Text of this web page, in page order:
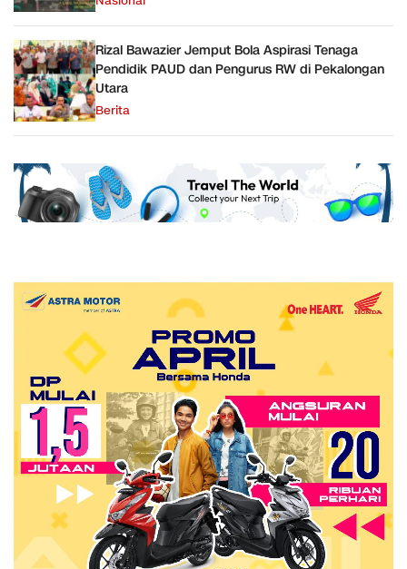
Rizal Bawazier Jemput Bola Aspirasi Tenaga
Pendidik PAUD dan Pengurus RW di Pekalongan
Utara
Berita